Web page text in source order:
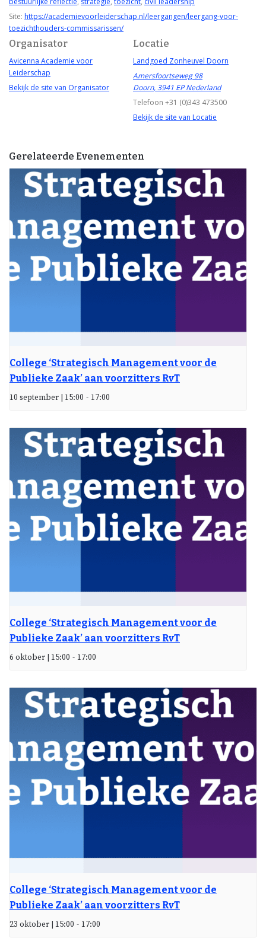
Site: https://academievoorleiderschap.nl/leergangen/leergang-voor-
toezichthouders-commissarissen/
Locatie
Landgoed Zonheuvel Doorn
Amersfoortseweg 98
Doorn,3941 EP Nederland
Telefoon +31 (0)343 473500
Bekijk de site van Locatie
Organisator
Avicenna Academie voor
Leiderschap
Bekijk de site van Organisator
Gerelateerde Evenementen
College ‘Strategisch Management voor de
Publieke Zaak’ aan voorzitters RvT
10 september | 15:00 - 17:00
College ‘Strategisch Management voor de
Publieke Zaak’ aan voorzitters RvT
6 oktober | 15:00 - 17:00
College ‘Strategisch Management voor de
Publieke Zaak’ aan voorzitters RvT
23 oktober | 15:00 - 17:00